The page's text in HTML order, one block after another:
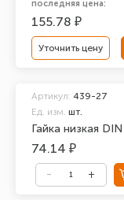
последняя цена:
155.78 ₽
Уточнить цену
Гайка низкая
Артикул: 439-27
Ед. изм. шт.
74.14 ₽